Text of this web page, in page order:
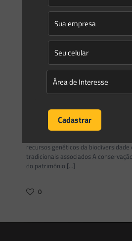
Em reunião com entidades do
Brasileira de Bancos (Febraban), na
São Paulo, a ministra Izabella
Novo projeto de lei para a
recursos genéticos da biodiversidade
recursos genéticos da
tradicionais associados A
do patrimônio […]
0